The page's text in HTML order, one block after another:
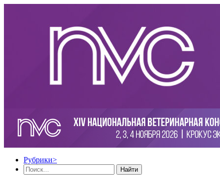
Рубрики>
Найти